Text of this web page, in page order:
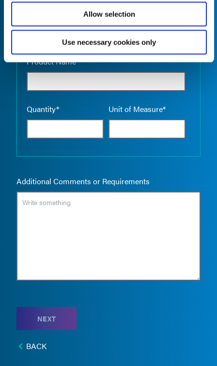
Allow selection
Use necessary cookies only
Product Name*
Quantity* Unit of Measure*
Empty
Additional Comments or Requirements
NEXT
BACK